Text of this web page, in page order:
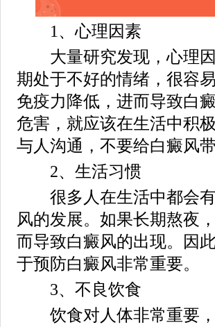
1、心理因素
大量研究发现，心理因
期处于不好的情绪，很容
免疫力降低，进而导致白
危害，就应该在生活中积
与人沟通，不要给白癜风带
2、生活习惯
很多人在生活中都会有
风的发展。如果长期熬夜
而导致白癜风的出现。因
于预防白癜风非常重要。
3、不良饮食
饮食对人体非常重要，